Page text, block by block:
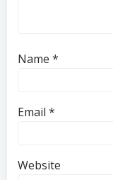
Name *
Email *
Website